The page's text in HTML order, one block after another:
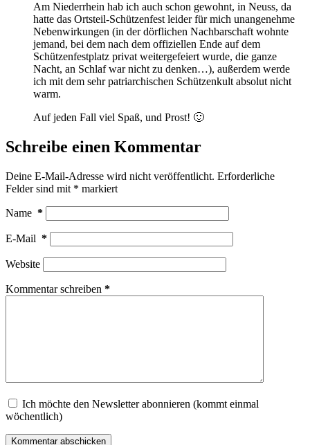
Am Niederrhein hab ich auch schon gewohnt, in Neuss, da
hatte das Ortsteil-Schützenfest leider für mich unangenehme
Nebenwirkungen (in der dörflichen Nachbarschaft wohnte
jemand, bei dem nach dem offiziellen Ende auf dem
Schützenfestplatz privat weitergefeiert wurde, die ganze
Nacht, an Schlaf war nicht zu denken…), außerdem werde
ich mit dem sehr patriarchischen Schützenkult absolut nicht
warm.
Auf jeden Fall viel Spaß, und Prost! 🙂
Schreibe einen Kommentar
Deine E-Mail-Adresse wird nicht veröffentlicht. Erforderliche
Felder sind mit * markiert
Name *
E-Mail *
Website
Kommentar schreiben *
Ich möchte den Newsletter abonnieren (kommt einmal
wöchentlich)
Kommentar abschicken